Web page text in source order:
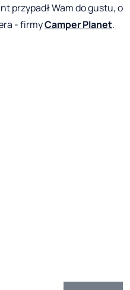
przypadł Wam do gustu, o
- firmyCamper Planet.